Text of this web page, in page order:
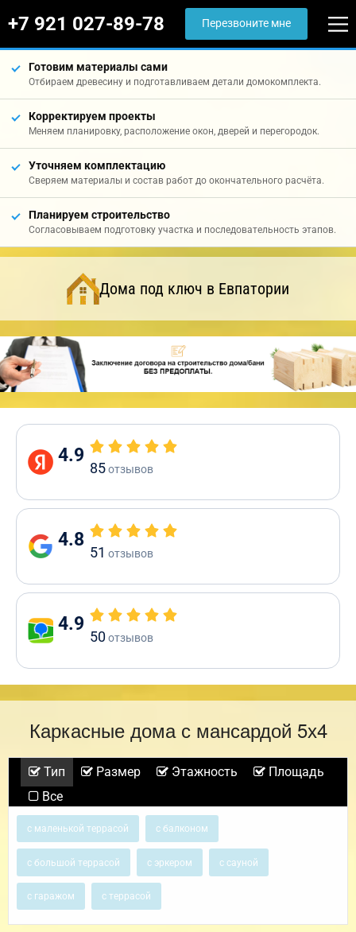
+7 921 027-89-78 Перезвоните мне
Готовим материалы сами
Отбираем древесину и подготавливаем детали домокомплекта.
Корректируем проекты
Меняем планировку, расположение окон, дверей и перегородок.
Уточняем комплектацию
Сверяем материалы и состав работ до окончательного расчёта.
Планируем строительство
Согласовываем подготовку участка и последовательность этапов.
Дома под ключ в Евпатории
4.9
85отзывов
4.8
51 отзывов
4.9
50отзывов
Каркасные дома с мансардой 5х4
Тип Размер Этажность
Площадь
Все
с маленькой террасой с балконом
с большой террасой с эркером с сауной
с гаражом с террасой